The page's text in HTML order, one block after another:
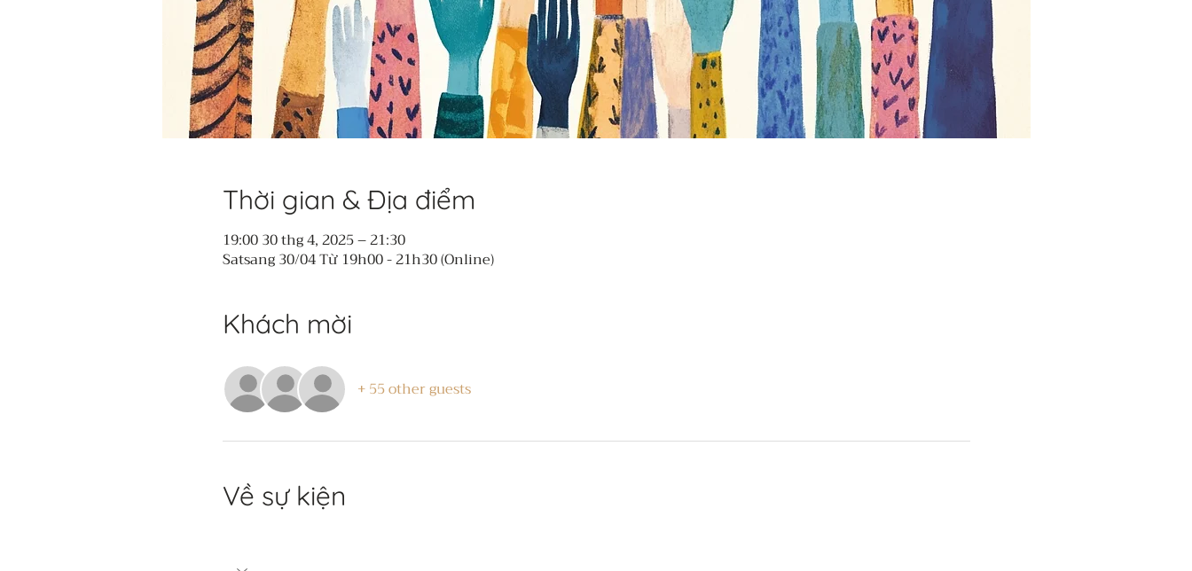
Thời gian & Địa điểm
19:00 30 thg 4, 2025 – 21:30
Satsang 30/04 Từ 19h00 - 21h30 (Online)
Khách mời
+ 55 other guests
Về sự kiện